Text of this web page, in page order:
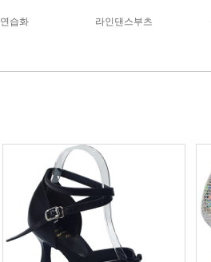
습화 라인댄스부츠